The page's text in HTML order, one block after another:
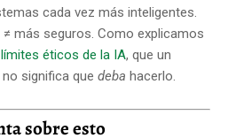
cada vez más inteligentes.
más seguros. Como explicamos
éticos de la IA, que un
significa que deba hacerlo.
sobre esto